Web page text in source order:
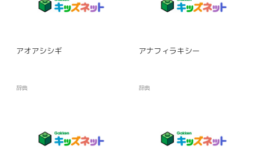
アオアシシギ
辞典
アナフィラキシー
辞典